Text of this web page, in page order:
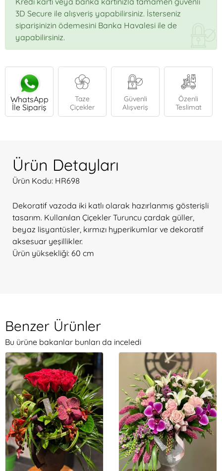
3D Secure ile alışveriş yapabilirsiniz. İsterseniz
siparişinizin ödemesini Banka Havalesi ile de
yapabilirsiniz.
WhatsApp
İle Sipariş
Taze
Çiçekler
Güvenli
Alışveriş
Özenli
Teslimat
Ürün Detayları
Ürün Kodu: HR698
Dekoratif vazoda iki katlı olarak hazırlanmış gösterişli
tasarım. Kullanılan Çiçekler Turuncu çardak güller,
beyaz lisyantüsler, kırmızı hyperikumlar ve dekoratif
aksesuar yeşillikler.
Ürün yüksekliği: 60 cm
Benzer Ürünler
Bu ürüne bakanlar bunları da inceledi